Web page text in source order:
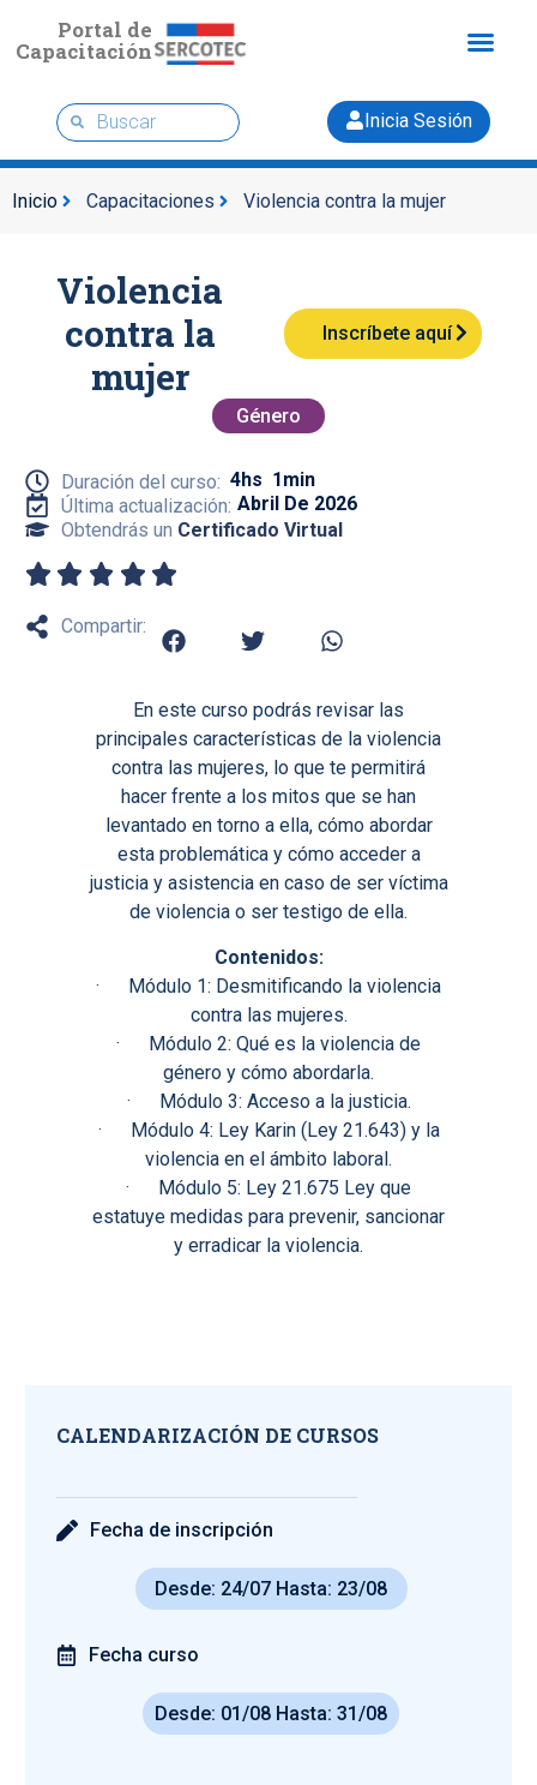
Portal de
Capacitación
Inicia Sesión
Inicio Capacitaciones Violencia contra la mujer
Violencia
contra la
mujer
Inscríbete aquí
Género
Duración del curso: 4hs 1min
Última actualización: Abril De 2026
Obtendrás un Certificado Virtual
Compartir:
En este curso podrás revisar las
principales características de la violencia
contra las mujeres, lo que te permitirá
hacer frente a los mitos que se han
levantado en torno a ella, cómo abordar
esta problemática y cómo acceder a
justicia y asistencia en caso de ser víctima
de violencia o ser testigo de ella.
Contenidos:
· Módulo 1: Desmitificando la violencia
contra las mujeres.
· Módulo 2: Qué es la violencia de
género y cómo abordarla.
· Módulo 3: Acceso a la justicia.
· Módulo 4: Ley Karin (Ley 21.643) y la
violencia en el ámbito laboral.
· Módulo 5: Ley 21.675 Ley que
estatuye medidas para prevenir, sancionar
y erradicar la violencia.
CALENDARIZACIÓN DE CURSOS
Fecha de inscripción
Desde: 24/07 Hasta: 23/08
Fecha curso
Desde: 01/08 Hasta: 31/08